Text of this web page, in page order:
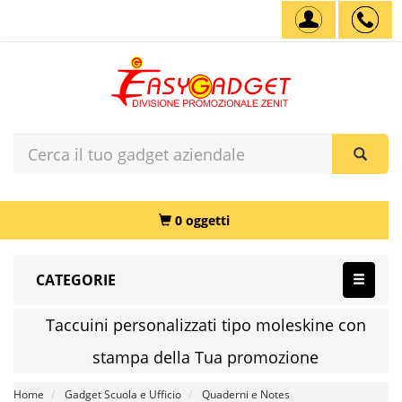
0 oggetti
CATEGORIE
Taccuini personalizzati tipo moleskine con
stampa della Tua promozione
Home Gadget Scuola e Ufficio
Quaderni e Notes